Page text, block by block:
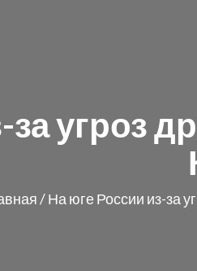
за угроз
/На юге России из-за